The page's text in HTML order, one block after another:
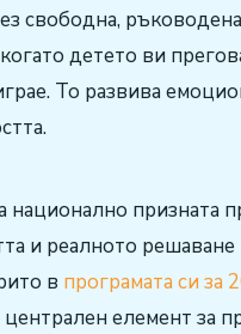
свободна,
детето ви
То развива
призната
и реалното
в програмата си за
елемент за